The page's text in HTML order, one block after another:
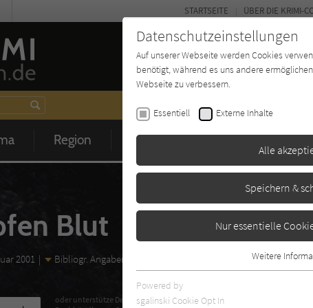
Region Zeit Buchtyp
STARTSEITE ÜBER DIE KRIMI-
Blut
2001 Bibliogr. Angaben
oder unterstütze Deinen
Datenschutzeinstellungen
Auf unserer Webseite werden Cookies
benötigt, während es uns andere
Webseite zu verbessern.
Essentiell Externe Inhalte
Alle
Speichern &
Nur essentielle
Essentielle Cookies werden für
benötigt. Dadurch ist gewährleistet, dass
Weitere
Powered by
sgalinski Cookie Opt In